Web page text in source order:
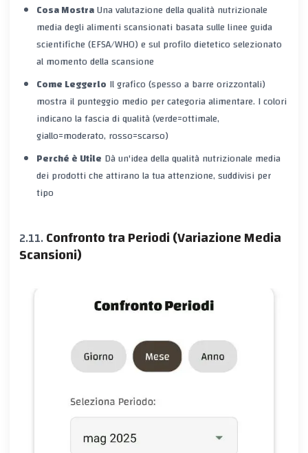
Cosa MostraUna valutazione della qualità nutrizionale
media deglialimenti scansionatibasata sulle linee guida
scientifiche (EFSA/WHO) e sul profilo dietetico selezionato
al momento della scansione
Come Leggerlo Il grafico (spesso a barre orizzontali)
mostra il punteggio medio per categoria alimentare. I colori
indicano la fascia di qualità (verde=ottimale,
giallo=moderato, rosso=scarso)
Perché è Utile Dà un'idea della qualità nutrizionale media
dei prodotti che attirano la tua attenzione, suddivisi per
tipo
Confronto tra Periodi (Variazione Media
Scansioni)